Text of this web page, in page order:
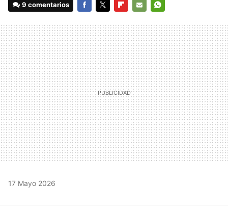
9 comentarios
MAIL
17 Mayo 2026